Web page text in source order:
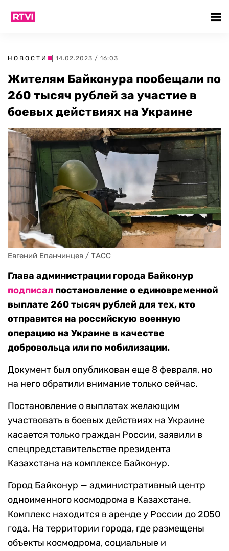
НОВОСТИ | 14.02.2023 / 16:03
Жителям Байконура пообещали по
260 тысяч рублей за участие в
боевых действиях на Украине
Евгений Епанчинцев / ТАСС
Глава администрации города Байконур
подписал постановление о единовременной
выплате 260 тысяч рублей для тех, кто
отправится на российскую военную
операцию на Украине в качестве
добровольца или по мобилизации.
Документ был опубликован еще 8 февраля, но
на него обратили внимание только сейчас.
Постановление о выплатах желающим
участвовать в боевых действиях на Украине
касается только граждан России, заявили в
спецпредставительстве президента
Казахстана на комплексе Байконур.
Город Байконур — административный центр
одноименного космодрома в Казахстане.
Комплекс находится в аренде у России до 2050
года. На территории города, где размещены
объекты космодрома, социальные и